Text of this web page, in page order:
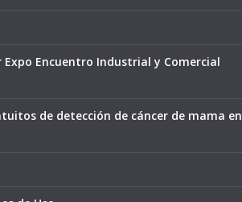
Encuentro Industrial y Comercial
de detección de cáncer de mama en